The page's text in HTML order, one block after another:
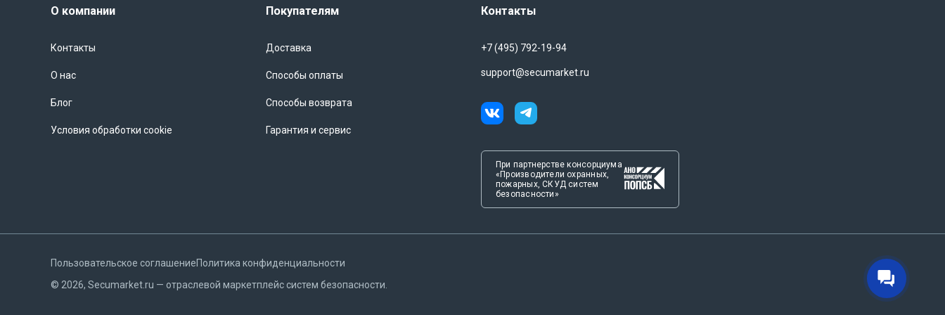
О компании
Контакты
О нас
Блог
Условия обработки cookie
Покупателям
Доставка
Способы оплаты
Способы возврата
Гарантия и сервис
Контакты
+7 (495) 792-19-94
support@secumarket.ru
При партнерстве консорциума
«Производители охранных,
пожарных, СКУД систем
безопасности»
Пользовательское соглашениеПолитика конфиденциальности
© 2026, Secumarket.ru — отраслевой маркетплейс систем безопасности.